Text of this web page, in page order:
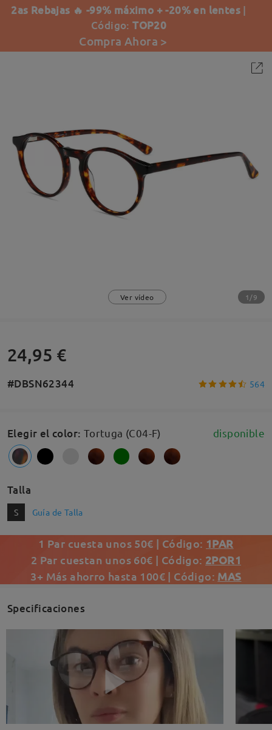
2as Rebajas 🔥 -99% máximo + -20% en lentes |
Código:TOP20
Compra Ahora >
Ver vídeo 1/9
24,95 €
#DBSN62344 564
Elegir el color: Tortuga (C04-F) disponible
Talla
S Guía de Talla
1 Par cuesta unos 50€ | Código: 1PAR
2 Par cuestan unos 60€ | Código: 2POR1
3+ Más ahorro hasta 100€ | Código: MAS
Specificaciones